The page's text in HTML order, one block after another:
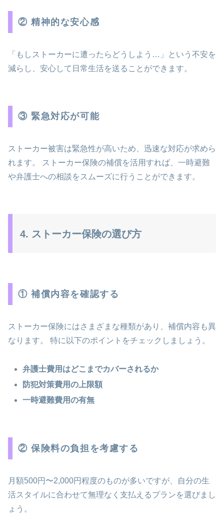
② 精神的な安心感
「もしストーカーに遭ったらどうしよう…」という不安を
減らし、安心して日常生活を送ることができます。
③ 緊急対応が可能
ストーカー被害は緊急性が高いため、迅速な対応が求めら
れます。 ストーカー保険の補償を活用すれば、一時避難
や弁護士への相談をスムーズに行うことができます。
4. ストーカー保険の選び方
① 補償内容を確認する
ストーカー保険にはさまざまな種類があり、補償内容も異
なります。 特に以下のポイントをチェックしましょう。
弁護士費用はどこまでカバーされるか
防犯対策費用の上限額
一時避難費用の有無
② 保険料の負担を考慮する
月額500円〜2,000円程度のものが多いですが、自分の生
活スタイルに合わせて無理なく支払えるプランを選びまし
ょう。